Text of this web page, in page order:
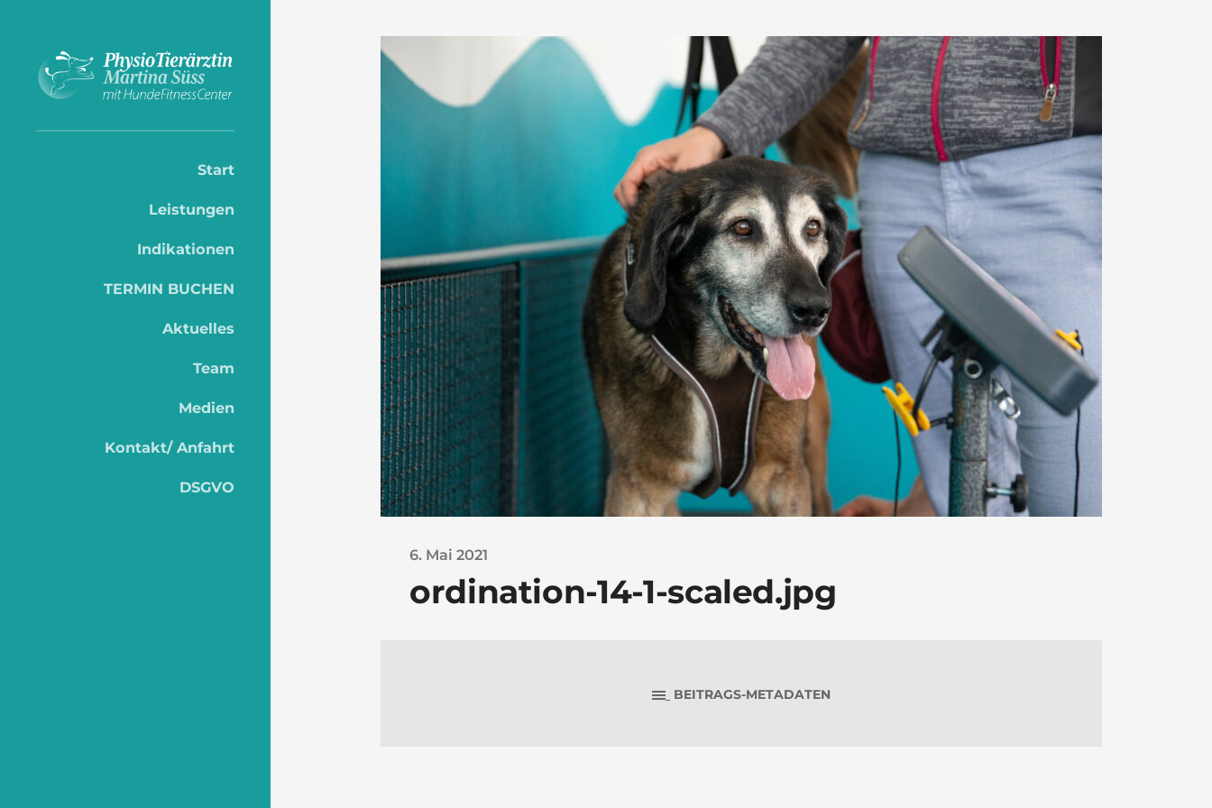
Start
Leistungen
Indikationen
TERMIN BUCHEN
Aktuelles
Team
Medien
Kontakt/ Anfahrt
DSGVO
6. Mai 2021
ordination-14-1-scaled.jpg
BEITRAGS-METADATEN